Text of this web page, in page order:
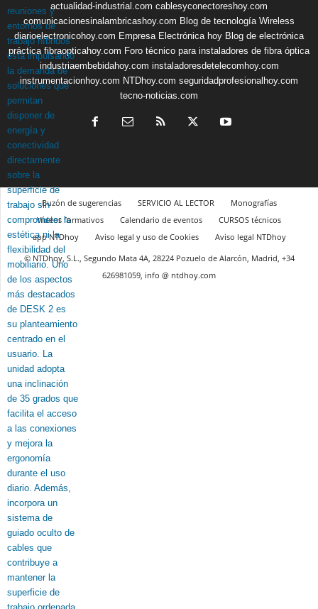
actualidad-industrial.com cablesyconectoreshoy.com
comunicacionesinalambricashoy.com Blog de tecnología Wireless
diarioelectronicohoy.com Empresa Electrónica hoy Blog de electrónica
práctica fibraopticahoy.com Foro técnico para instaladores de fibra óptica
industriaembebidahoy.com instaladoresdetelecomhoy.com
instrumentacionhoy.com NTDhoy.com seguridadprofesionalhoy.com
tecno-noticias.com
Buzón de sugerencias SERVICIO AL LECTOR
Monografías
Vídeos formativos
Calendario de eventos
CURSOS técnicos
app NTDhoy
Aviso legal y uso de Cookies
Aviso legal NTDhoy
© NTDhoy, S.L., Segundo Mata 4A, 28224 Pozuelo de Alarcón, Madrid, +34
626981059, info @ ntdhoy.com